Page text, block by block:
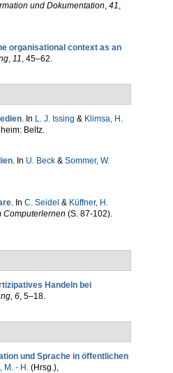
und Dokumentation, 41,
organisational context as an
, 11, 45–62.
. In L. J. Issing & Klimsa, H.
Beltz.
. In U. Beck& Sommer, W.
. In C. Seidel & Küffner, H.
Computerlernen (S. 87-102).
Handeln bei
, 6, 5–18.
und Sprache in öffentlichen
M. - H.(Hrsg.),